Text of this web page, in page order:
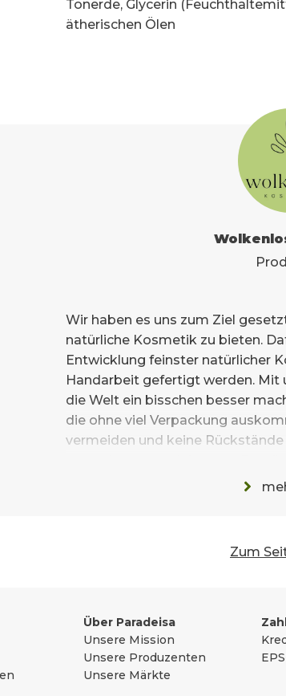
Tonerde, Glycerin
ätherischen Ölen
Wir haben es uns zum Ziel
natürliche Kosmetik zu bieten.
Entwicklung feinster natürlicher
Handarbeit gefertigt werden.
die Welt ein bisschen besser
die ohne viel Verpackung
vermeiden und keine
einen hohen Qualitätsanspruch,
sondern vielmehr für die Sonne,
viel Liebe und Bedacht für dich
Zum
Über Paradeisa
Unsere Mission
Unsere Produzenten
Unsere Märkte